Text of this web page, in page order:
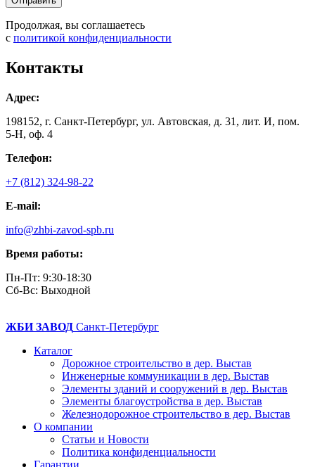
Продолжая, вы соглашаетесь
с политикой конфиденциальности
Контакты
Адрес:
198152, г. Санкт-Петербург, ул. Автовская, д. 31, лит. И, пом.
5-Н, оф. 4
Телефон:
+7 (812) 324-98-22
E-mail:
info@zhbi-zavod-spb.ru
Время работы:
Пн-Пт: 9:30-18:30
Cб-Вс: Выходной
ЖБИ ЗАВОД Санкт-Петербург
Каталог
Дорожное строительство в дер. Выстав
Инженерные коммуникации в дер. Выстав
Элементы зданий и сооружений в дер. Выстав
Элементы благоустройства в дер. Выстав
Железнодорожное строительство в дер. Выстав
О компании
Статьи и Новости
Политика конфиденциальности